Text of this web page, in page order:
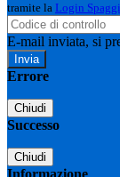
tramite la Login
E-mail inviata, si
Errore
Chiudi
Successo
Chiudi